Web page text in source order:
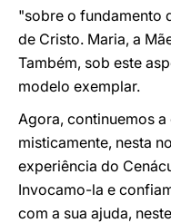
"sobre o fundamento
de Cristo. Maria, a
Também, sob este
modelo exemplar.
Agora, continuemos
misticamente, nesta
experiência do
Invocamo-la e
com a sua ajuda,